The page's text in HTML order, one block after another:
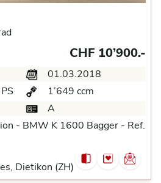
CHF 10’900.-
01.03.2018
1’649 ccm
A
- BMW K 1600 Bagger - Ref.
Dietikon (ZH)